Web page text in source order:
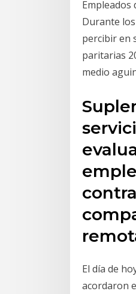
Empleados
Durante
percibir en
paritarias
medio
El día de
acordaron